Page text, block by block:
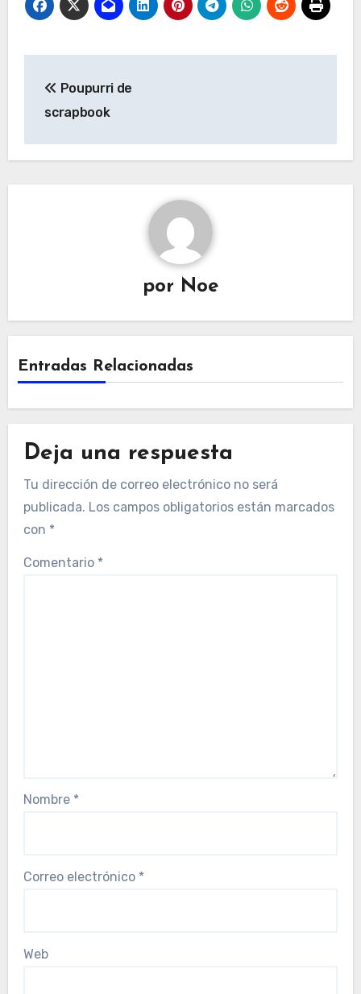
de
Poupurri de
scrapbook
por Noe
Entradas Relacionadas
Deja una respuesta
Tu dirección de correo electrónico no será
publicada. Los campos obligatorios están marcados
con *
Comentario *
Nombre *
Correo electrónico *
Web